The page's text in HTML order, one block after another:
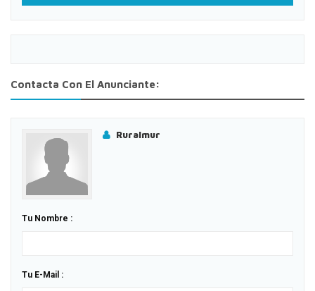
Contacta Con El Anunciante:
Ruralmur
Tu Nombre :
Tu E-Mail :